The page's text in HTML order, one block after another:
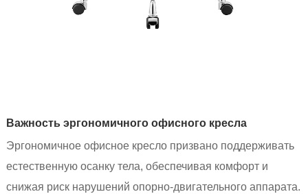
Важность эргономичного офисного кресла
Эргономичное офисное кресло призвано поддерживать
естественную осанку тела, обеспечивая комфорт и
снижая риск нарушений опорно-двигательного аппарата.